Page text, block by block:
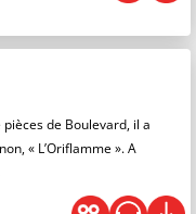
de Boulevard, il a
« L’Oriflamme ». A